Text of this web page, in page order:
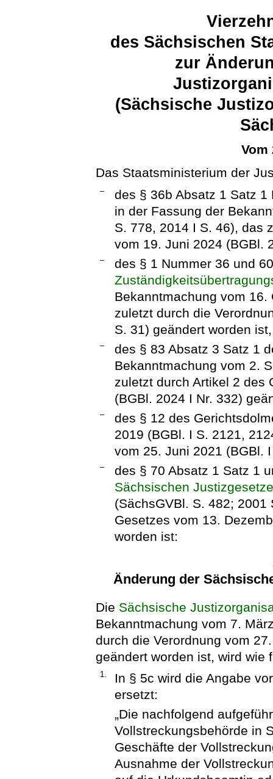
des Sächsischen
zur
(Sächsische
Vom
Das Staatsministerium der
–
des § 36b Absatz 1 Satz
in der Fassung der
S. 778, 2014 I S. 46), das
vom 19. Juni 2024 (BGBl.
–
des § 1 Nummer 36 und
Bekanntmachung vom
zuletzt durch die
S. 31) geändert worden ist,
–
des § 83 Absatz 3 Satz 1
Bekanntmachung vom 2.
zuletzt durch Artikel 2 des
(BGBl. 2024 I Nr. 332)
–
des § 12 des
2019 (BGBl. I S. 2121,
vom 25. Juni 2021 (BGBl.
–
des § 70 Absatz 1 Satz 1
Sächsischen
(SächsGVBl. S. 482;
Gesetzes vom 13.
worden ist:
Änderung der
Die Sächsische
Bekanntmachung vom 7.
durch die Verordnung vom
geändert worden ist, wird wie
1.
In § 5c wird die Angabe
ersetzt:
„Die nachfolgend
Vollstreckungsbehörde in
Geschäfte der
Ausnahme der